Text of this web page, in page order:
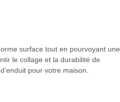
surface tout en pourvoyant une
le collage et la durabilité de
pour votre maison.